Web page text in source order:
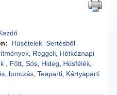
Húsételek Sertésből
Reggeli Hétköznapi
Főtt ,Sós Hideg Húsfélék
borozás ,Teaparti Kártyaparti